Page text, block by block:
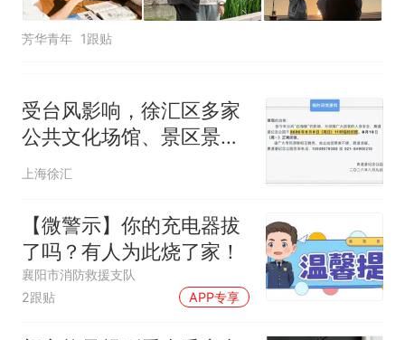
芳华青年 1跟贴
受台风影响，徐汇区多家
公共文化场馆、景区景
点、演出闭馆或时间调整
上海徐汇
【微警示】你的充电器拔
了吗？有人为此烧了家！
襄阳市消防救援支队
2跟贴
APP专享